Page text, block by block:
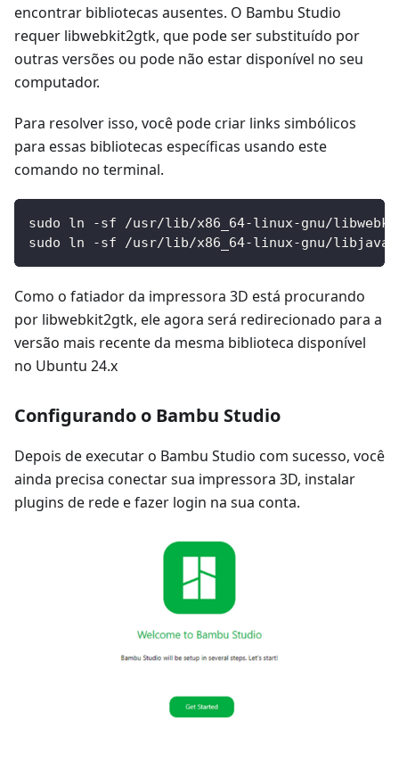
encontrar bibliotecas ausentes. O Bambu Studio
requer libwebkit2gtk, que pode ser substituído por
outras versões ou pode não estar disponível no seu
computador.
Para resolver isso, você pode criar links simbólicos
para essas bibliotecas específicas usando este
comando no terminal.
sudo ln -sf /usr/lib/x86_64-linux-gnu/
sudo ln -sf /usr/lib/x86_64-linux-gnu/
Como o fatiador da impressora 3D está procurando
por libwebkit2gtk, ele agora será redirecionado para a
versão mais recente da mesma biblioteca disponível
no Ubuntu 24.x
Configurando o Bambu Studio
Depois de executar o Bambu Studio com sucesso, você
ainda precisa conectar sua impressora 3D, instalar
plugins de rede e fazer login na sua conta.